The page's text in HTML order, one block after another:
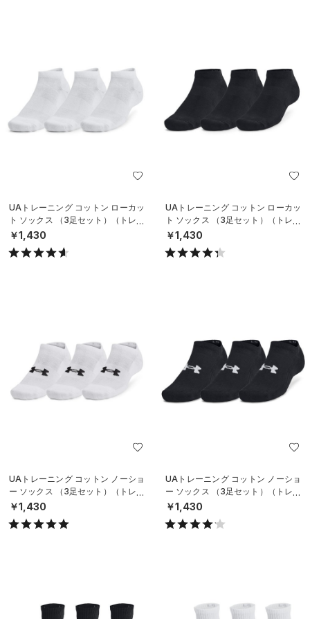
UAトレーニング コットン ローカッ
ト ソックス （3足セット）（トレー
ニング/UNISEX）
￥1,430
UAトレーニング コットン ローカッ
ト ソックス （3足セット）（トレー
ニング/UNISEX）
￥1,430
UAトレーニング コットン ノーショ
ー ソックス （3足セット）（トレー
ニング/UNISEX）
￥1,430
UAトレーニング コットン ノーショ
ー ソックス （3足セット）（トレー
ニング/UNISEX）
￥1,430